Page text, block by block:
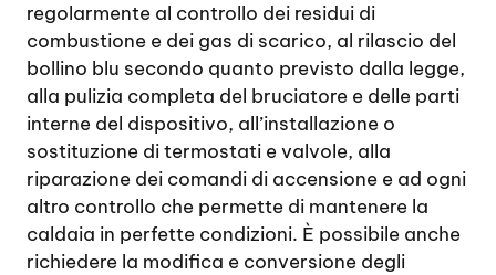
regolarmente al controllo dei residui di
combustione e dei gas di scarico, al rilascio del
bollino blu secondo quanto previsto dalla legge,
alla pulizia completa del bruciatore e delle parti
interne del dispositivo, all’installazione o
sostituzione di termostati e valvole, alla
riparazione dei comandi di accensione e ad ogni
altro controllo che permette di mantenere la
caldaia in perfette condizioni. È possibile anche
richiedere la modifica e conversione degli